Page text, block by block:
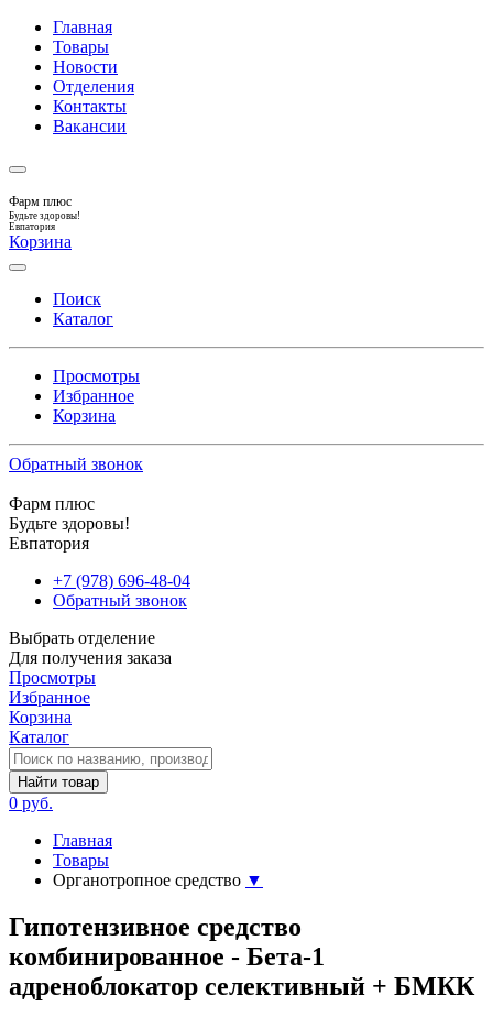
Главная
Товары
Новости
Отделения
Контакты
Вакансии
Фарм плюс
Будьте здоровы!
Евпатория
Корзина
Поиск
Каталог
Просмотры
Избранное
Корзина
Обратный звонок
Фарм плюс
Будьте здоровы!
Евпатория
+7 (978) 696-48-04
Обратный звонок
Выбрать отделение
Для получения заказа
Просмотры
Избранное
Корзина
Каталог
Найти товар
0 руб.
Главная
Товары
Органотропное средство ▼
Гипотензивное средство
комбинированное - Бета-1
адреноблокатор селективный + БМКК